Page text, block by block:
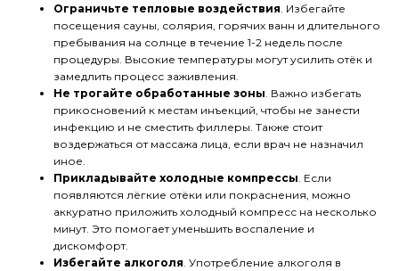
Ограничьте тепловые воздействия . Избегайте
посещения сауны, солярия, горячих ванн и длительного
пребывания на солнце в течение 1-2 недель после
процедуры. Высокие температуры могут усилить отёк и
замедлить процесс заживления.
Не трогайте обработанные зоны . Важно избегать
прикосновений к местам инъекций, чтобы не занести
инфекцию и не сместить филлеры. Также стоит
воздержаться от массажа лица, если врач не назначил
иное.
Прикладывайте холодные компрессы . Если
появляются лёгкие отёки или покраснения, можно
аккуратно приложить холодный компресс на несколько
минут. Это помогает уменьшить воспаление и
дискомфорт.
Избегайте алкоголя . Употребление алкоголя в